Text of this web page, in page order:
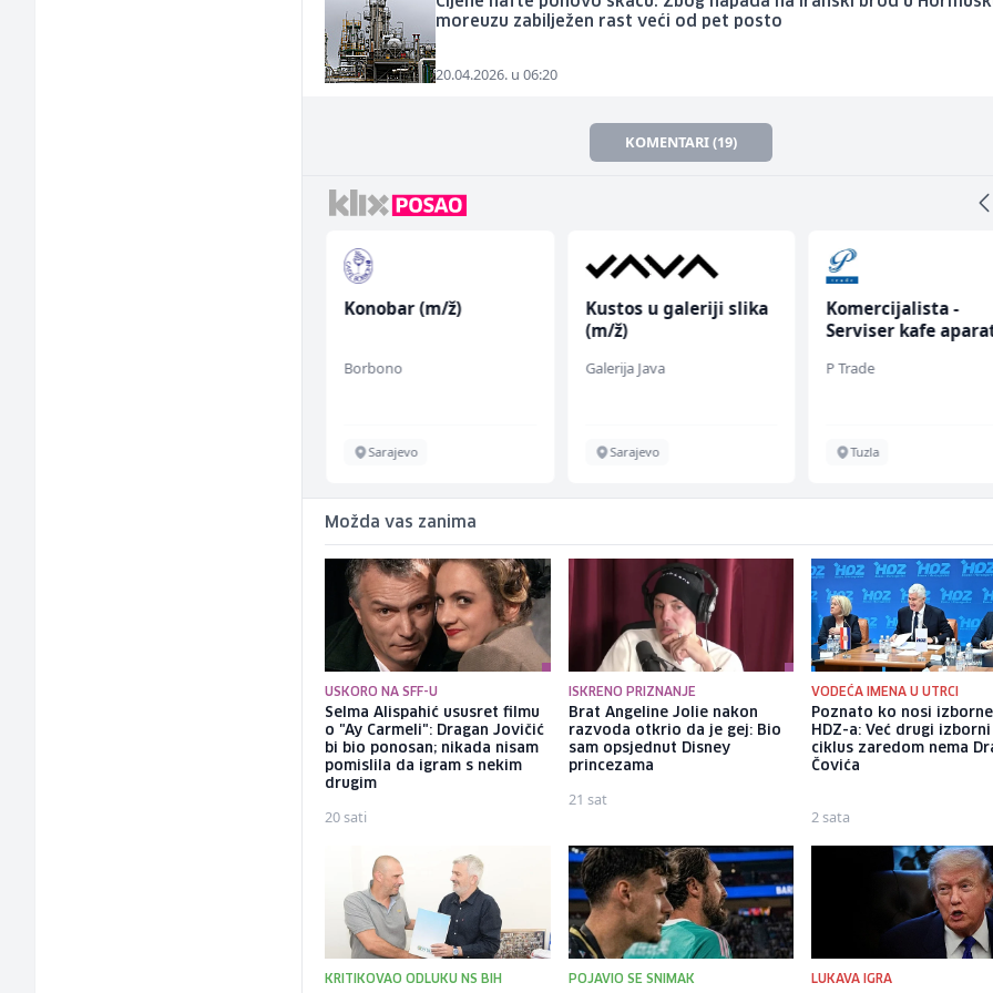
moreuzu zabilježen rast veći od pet posto
20.04.2026. u 06:20
KOMENTARI (19)
Konobar (m/ž)
Borbono
Sarajevo
Kustos u galeriji slika
(m/ž)
Galerija Java
Sarajevo
Komercijalista -
Serviser kafe
P Trade
Tuzla
Možda vas zanima
USKORO NA SFF-U
Selma Alispahić ususret filmu
o "Ay Carmeli": Dragan Jovičić
bi bio ponosan; nikada nisam
pomislila da igram s nekim
drugim
20 sati
ISKRENO PRIZNANJE
Brat Angeline Jolie nakon
razvoda otkrio da je gej: Bio
sam opsjednut Disney
princezama
21 sat
VODEĆA IMENA U UTRCI
Poznato ko nosi
HDZ-a: Već drugi izborni
ciklus zaredom nema
Čovića
2 sata
KRITIKOVAO ODLUKU NS BIH POJAVIO SE SNIMAK LUKAVA IGRA